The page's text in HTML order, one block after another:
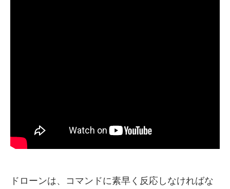
ドローンは、コマンドに素早く反応しなければな